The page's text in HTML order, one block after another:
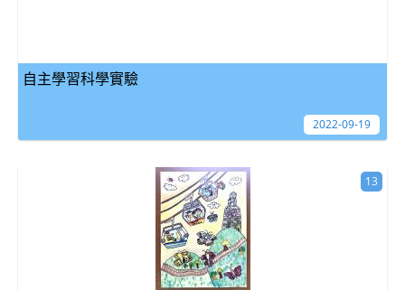
自主學習科學實驗
2022-09-19
13